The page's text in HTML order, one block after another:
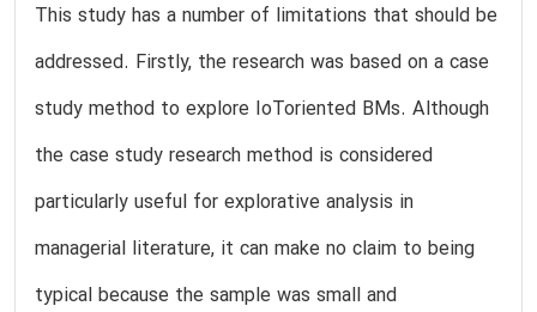
This study has a number of limitations that should be
addressed. Firstly, the research was based on a case
study method to explore IoToriented BMs. Although
the case study research method is considered
particularly useful for explorative analysis in
managerial literature, it can make no claim to being
typical because the sample was small and